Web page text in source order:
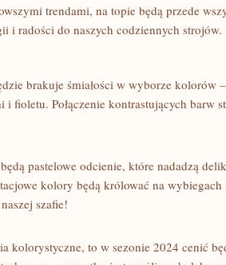
trendami, ​na topie będą przede
i ​radości⁣ do naszych codziennych strojów.
⁤brakuje śmiałości w wyborze kolorów
⁣i fioletu. Połączenie ‌kontrastujących barw⁤
pastelowe odcienie, ​które nadadzą
kolory będą królować‍ na
szafie!
kolorystyczne, to w ‍sezonie 2024 cenić‍